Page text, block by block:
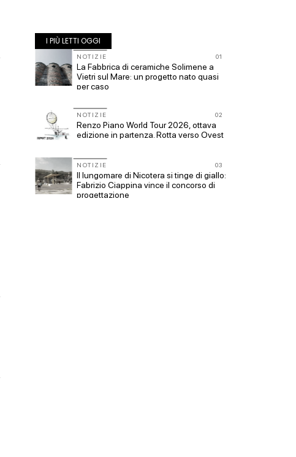
I PIÙ LETTI OGGI
01
NOTIZIE
La Fabbrica di ceramiche Solimene a
Vietri sul Mare: un progetto nato quasi
per caso
02
NOTIZIE
Renzo Piano World Tour 2026, ottava
edizione in partenza. Rotta verso Ovest
03
NOTIZIE
Il lungomare di Nicotera si tinge di giallo:
Fabrizio Ciappina vince il concorso di
progettazione